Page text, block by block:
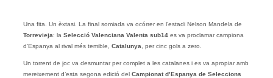
Una fita. Un èxtasi. La final somiada va ocórrer en l’estadi Nelson Mandela de
Torrevieja: la Selecció Valenciana Valenta sub14es va proclamar campiona
d’Espanya al rival més temible, Catalunya , per cinc gols a zero.
Un torrent de joc va desmuntar per complet a les catalanes i es va apropiar amb
mereixement d’esta segona edició del Campionat d’Espanya de Seleccions